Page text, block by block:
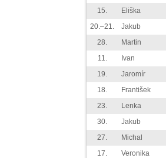
15.
Eliška
20.–21.
Jakub
28.
Martin
11.
Ivan
19.
Jaromír
18.
František
23.
Lenka
30.
Jakub
27.
Michal
17.
Veronika